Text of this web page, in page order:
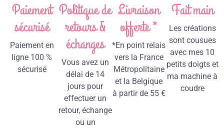
Paiement
sécurisé
Paiement en
ligne 100 %
sécurisé
Politique de
retours &
échanges
Vous avez un
délai de 14
jours pour
effectuer un
retour, échange
ou un
Livraison
offerte *
*En point relais
vers la France
Métropolitaine
et la Belgique
à partir de 55 €
Fait main
Les créations
sont cousues
avec mes 10
petits doigts et
ma machine à
coudre